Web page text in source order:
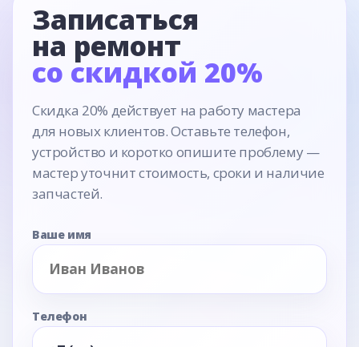
Записаться
на ремонт
со скидкой 20%
Скидка 20% действует на работу мастера
для новых клиентов. Оставьте телефон,
устройство и коротко опишите проблему —
мастер уточнит стоимость, сроки и наличие
запчастей.
Ваше имя
Телефон